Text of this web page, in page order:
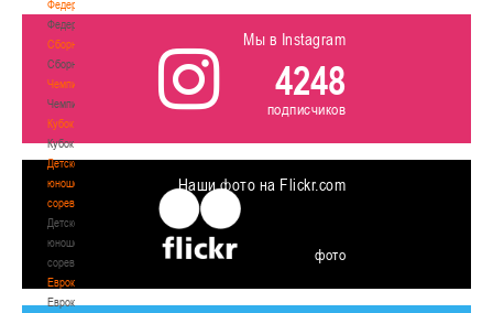
Федерация
Федерация
Сборные
Сборные
Чемпионат
Чемпионат
Кубок
Кубок
Детско-
юношеские
соревнования
Детско-
юношеские
соревнования
Еврокубки
Еврокубки
Мы в Instagram
4248
подписчиков
Наши фото на Flickr.com
фото